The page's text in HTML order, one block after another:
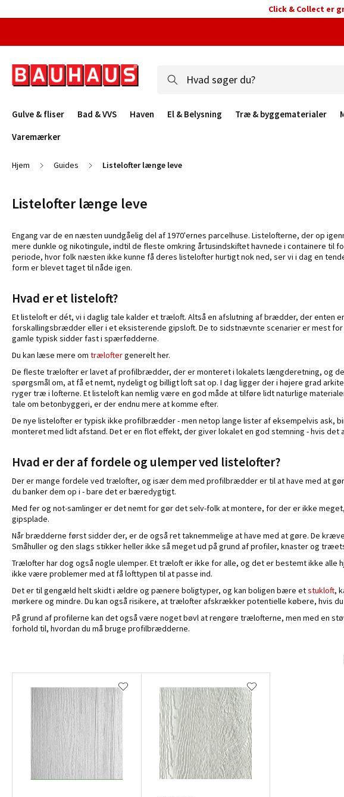
Click & Collect er
Gulve & fliser Bad & VVS Haven El & Belysning Træ & byggematerialer
Varemærker
Hjem Guides Listelofter længe leve
Listelofter længe leve
Engang var de en næsten uundgåelig del af 1970'ernes parcelhuse. Listelofterne, der op
mere dunkle og nikotingule, indtil de fleste omkring årtusindskiftet havnede i containere til
periode, hvor folk næsten ikke kunne få deres listelofter hurtigt nok ned, ser vi i dag en
form er blevet taget til nåde igen.
Hvad er et listeloft?
Et listeloft er dét, vi i daglig tale kalder et træloft. Altså en afslutning af brædder, der enten
forskallingsbrædder eller i et eksisterende gipsloft. De to sidstnævnte scenarier er mest
gamle typisk sidder fast i spærfødderne.
Du kan læse mere om træloftergenerelt her.
De fleste trælofter er lavet af profilbrædder, der er monteret i lokalets længderetning, og
spørgsmål om, at få et nemt, nydeligt og billigt loft sat op. I dag ligger der i højere grad
ryger træ i lofterne. Et listeloft kan nemlig være en god måde at tilføre lidt naturlige
tale om betonbyggeri, er der endnu mere at komme efter.
De nye listelofter er typisk ikke profilbrædder - men netop lange lister af eksempelvis ask,
monteret med lidt afstand. Det er en flot effekt, der giver lokalet en god stemning - hvis det
Hvad er der af fordele og ulemper ved listelofter?
Der er mange fordele ved trælofter, og især dem med profilbrædder er til at have med at
du banker dem op i - bare det er bæredygtigt.
Med fer og not-samlinger er det nemt for gør det selv-folk at montere, for der er ikke
gipsplade.
Når brædderne først sidder der, er de også ret taknemmelige at have med at gøre. De
Småhuller og den slags stikker heller ikke så meget ud på grund af profiler, knaster og
Trælofter har dog også nogle ulemper. Et træloft er ikke for alle, og det er bestemt ikke
ikke være problemer med at få lofttypen til at passe ind.
Det er til gengæld helt skidt i ældre og pænere boligtyper, og kan boligen bære etstukloft,
mørkere og mindre. Du kan også risikere, at trælofter afskrækker potentielle købere, hvis
På grund af profilerne kan det også være noget bøvl at rengøre trælofterne, men med
forhold til, hvordan du må bruge profilbrædderne.